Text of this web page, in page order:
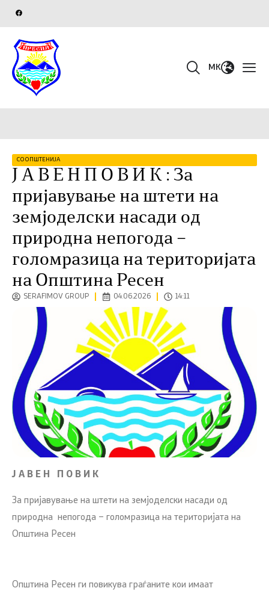
MK
СООПШТЕНИЈА
Ј А В Е Н П О В И К : За
пријавување на штети на
земјоделски насади од
природна непогода –
голомразица на територијата
на Општина Ресен
SERAFIMOV GROUP 04.06.2026 14:11
Ј А В Е Н П О В И К
За пријавување на штети на земјоделски насади од
природна непогода – голомразица на територијата на
Општина Ресен
Општина Ресен ги повикува граѓаните кои имаат